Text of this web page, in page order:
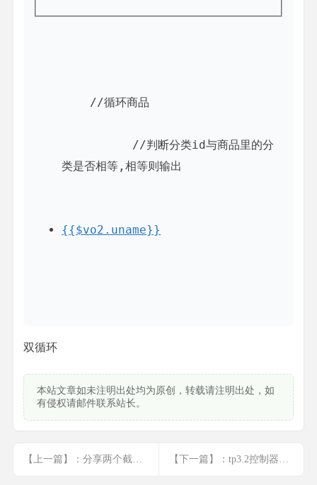
类是否相等,相等则输出
{{$vo2.uname}}
双循环
本站文章如未注明出处均为原创，转载请注明出处，如
有侵权请邮件联系站长。
【上一篇】：分享两个截取字符串已封装好的函数 【下一篇】：tp3.2控制器在指定页面加载样式